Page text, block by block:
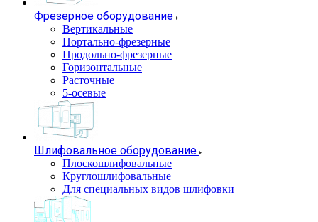
Фрезерное оборудование
Вертикальные
Портально-фрезерные
Продольно-фрезерные
Горизонтальные
Расточные
5-осевые
Шлифовальное оборудование
Плоскошлифовальные
Круглошлифовальные
Для специальных видов шлифовки